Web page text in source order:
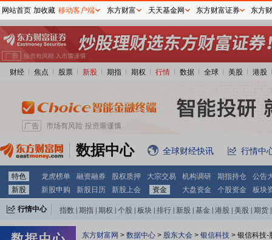
财经 焦点 股票 新股 期指 期权 行情 数据 全球 美股 港股
数据中心 全球财经快讯 行情中
特色 龙虎榜单 融资融券 股权质押 大宗交易 机构调研 期指持仓
公告
新股
新股申购 新股日历 新股上会 资金 大盘资金 个股资金 板块
行情中心 指数 期指 期权 个股 板块 排行 新股 基金 港股 美股 期货
东方财富网 > 数据中心 > 股东大会 > 银信科技 > 银信科技-
网站首页 加收藏 移动客户端 东方财富 天天基金网 东方财富证券 东方